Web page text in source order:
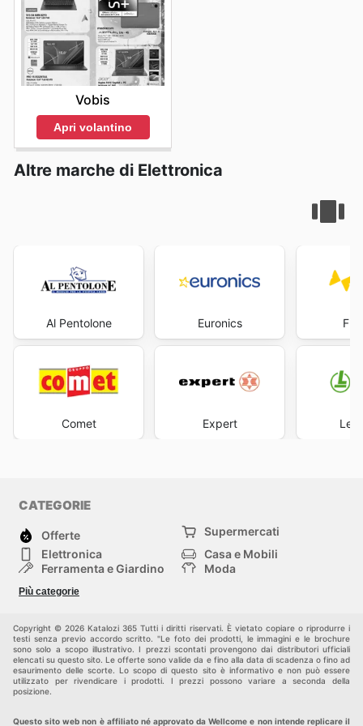
Vobis
Apri volantino
Altre marche di Elettronica
Al Pentolone
Comet
Euronics
Expert
CATEGORIE
Offerte
Supermercati
Elettronica
Casa e Mobili
Ferramenta e Giardino
Moda
Bambini e Neonati
Più categorie
Copyright © 2026 Katalozi 365 Tutti i diritti riservati. È vietato copiare o riprodurre i
testi senza previo accordo scritto. "Le foto dei prodotti, le immagini e le brochure
sono solo a scopo illustrativo. I prezzi scontati provengono dai distributori ufficiali
elencati su questo sito. Le offerte sono valide da e fino alla data di scadenza o fino ad
esaurimento delle scorte. Lo scopo di questo sito è informativo e non può essere
utilizzato per rivendicare i prodotti. I prezzi possono variare a seconda della
posizione.
Questo sito web non è affiliato né approvato da Wellcome e non intende replicare il